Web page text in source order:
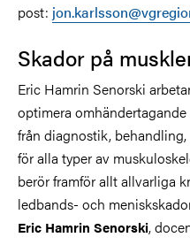
post:
Skador på
Eric Hamrin Senorski
optimera
från diagnostik,
för alla typer av
berör framför allt allvarliga
ledbands- och
Eric Hamrin Senorski,